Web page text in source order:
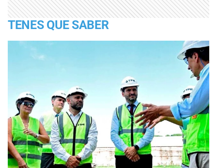
TENES QUE SABER